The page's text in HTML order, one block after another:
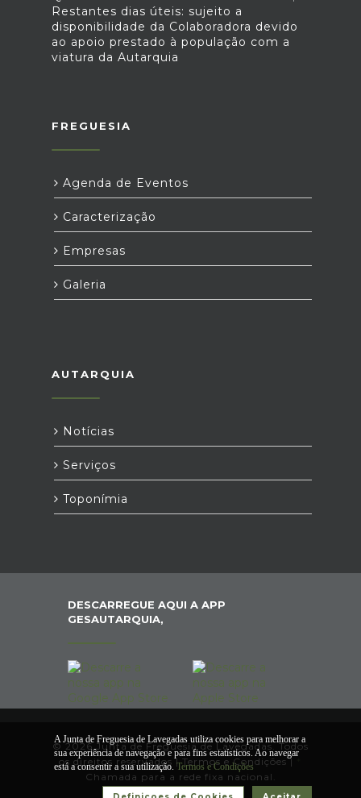
Restantes dias úteis: sujeito a
disponibilidade da Colaboradora devido
ao apoio prestado à população com a
viatura da Autarquia
FREGUESIA
Agenda de Eventos
Caracterização
Empresas
Galeria
AUTARQUIA
Notícias
Serviços
Toponímia
DESCARREGUE AQUI A APP
GESAUTARQUIA,
© 2026 Junta de Freguesia de Lavegadas. Todos
os direitos reservados |Termos e Condições|
Chamada para a rede fixa nacional.
A Junta de Freguesia de Lavegadas utiliza cookies para melhorar a
sua experiência de navegação e para fins estatísticos. Ao navegar
está a consentir a sua utilização. Termos e Condições